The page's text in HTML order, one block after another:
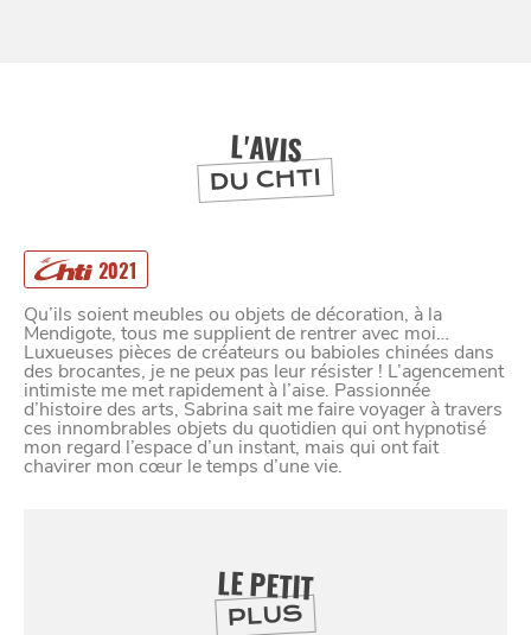
L'AVIS
DU CHTI
2021
Qu’ils soient meubles ou objets de décoration, à la
Mendigote, tous me supplient de rentrer avec moi…
Luxueuses pièces de créateurs ou babioles chinées dans
des brocantes, je ne peux pas leur résister ! L’agencement
intimiste me met rapidement à l’aise. Passionnée
d’histoire des arts, Sabrina sait me faire voyager à travers
ces innombrables objets du quotidien qui ont hypnotisé
mon regard l’espace d’un instant, mais qui ont fait
chavirer mon cœur le temps d’une vie.
LE PETIT
PLUS
DEPUIS 1973